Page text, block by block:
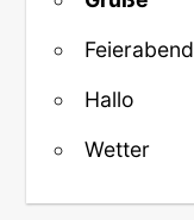
Feierabend
Hallo
Wetter